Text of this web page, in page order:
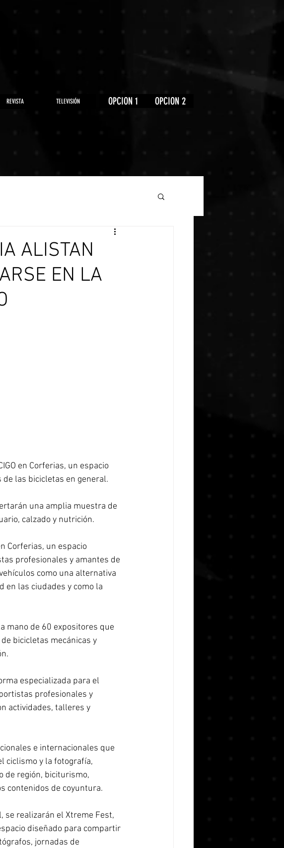
OPCION 1 OPCION 2
REVISTA TELEVISIÓN
ALISTAN
EN LA
las bicicletas en general.
calzado y nutrición.
Corferias, un espacio
profesionales y amantes de
como una alternativa
las ciudades y como la
mano de 60 expositores que
bicicletas mecánicas y
especializada para el
profesionales y
actividades, talleres y
e internacionales que
ciclismo y la fotografía,
de región, biciturismo,
contenidos de coyuntura.
se realizarán el Xtreme Fest,
diseñado para compartir
jornadas de